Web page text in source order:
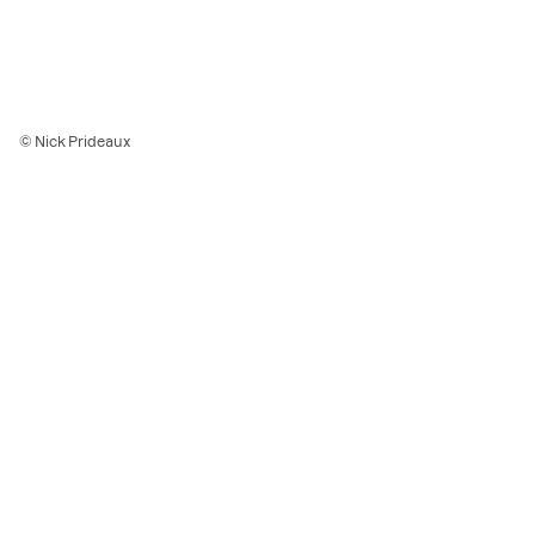
© Nick Prideaux